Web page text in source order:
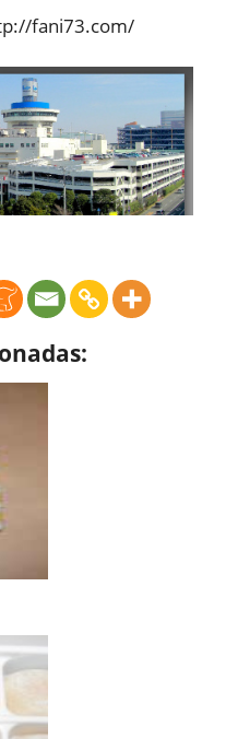
fani73.com/